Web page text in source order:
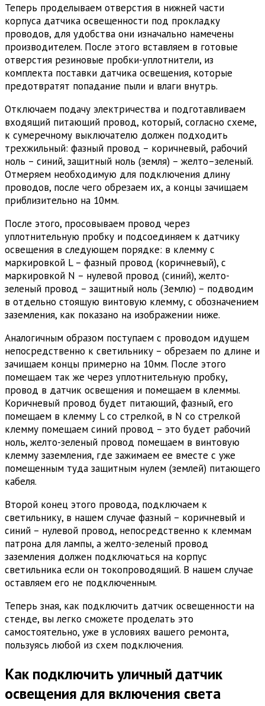
Теперь проделываем отверстия в нижней части
корпуса датчика освещенности под прокладку
проводов, для удобства они изначально намечены
производителем. После этого вставляем в готовые
отверстия резиновые пробки-уплотнители, из
комплекта поставки датчика освещения, которые
предотвратят попадание пыли и влаги внутрь.
Отключаем подачу электричества и подготавливаем
входящий питающий провод, который, согласно схеме,
к сумеречному выключателю должен подходить
трехжильный: фазный провод – коричневый, рабочий
ноль – синий, защитный ноль (земля) – желто–зеленый.
Отмеряем необходимую для подключения длину
проводов, после чего обрезаем их, а концы зачищаем
приблизительно на 10мм.
После этого, просовываем провод через
уплотнительную пробку и подсоединяем к датчику
освещения в следующем порядке: в клемму с
маркировкой L – фазный провод (коричневый), с
маркировкой N – нулевой провод (синий), желто-
зеленый провод – защитный ноль (Землю) – подводим
в отдельно стоящую винтовую клемму, с обозначением
заземления, как показано на изображении ниже.
Аналогичным образом поступаем с проводом идущем
непосредственно к светильнику – обрезаем по длине и
зачищаем концы примерно на 10мм. После этого
помещаем так же через уплотнительную пробку,
провод в датчик освещения и помещаем в клеммы.
Коричневый провод будет питающий, фазный, его
помещаем в клемму L со стрелкой, в N со стрелкой
клемму помещаем синий провод – это будет рабочий
ноль, желто-зеленый провод помещаем в винтовую
клемму заземления, где зажимаем ее вместе с уже
помещенным туда защитным нулем (землей) питающего
кабеля.
Второй конец этого провода, подключаем к
светильнику, в нашем случае фазный – коричневый и
синий – нулевой провод, непосредственно к клеммам
патрона для лампы, а желто-зеленый провод
заземления должен подключаться на корпус
светильника если он токопроводящий. В нашем случае
оставляем его не подключенным.
Теперь зная, как подключить датчик освещенности на
стенде, вы легко сможете проделать это
самостоятельно, уже в условиях вашего ремонта,
пользуясь любой из схем подключения.
Как подключить уличный датчик
освещения для включения света